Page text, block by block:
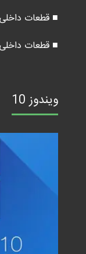
■ قطعات داخلی
■ قطعات
ویندوز 10